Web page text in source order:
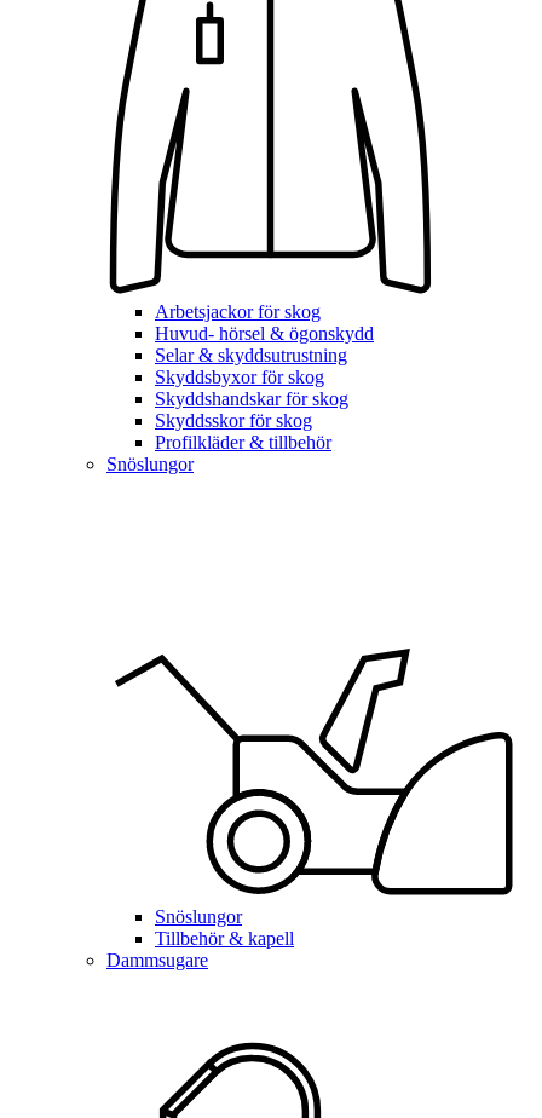
Arbetsjackor för skog
Huvud- hörsel & ögonskydd
Selar & skyddsutrustning
Skyddsbyxor för skog
Skyddshandskar för skog
Skyddsskor för skog
Profilkläder & tillbehör
Snöslungor
Snöslungor
Tillbehör & kapell
Dammsugare